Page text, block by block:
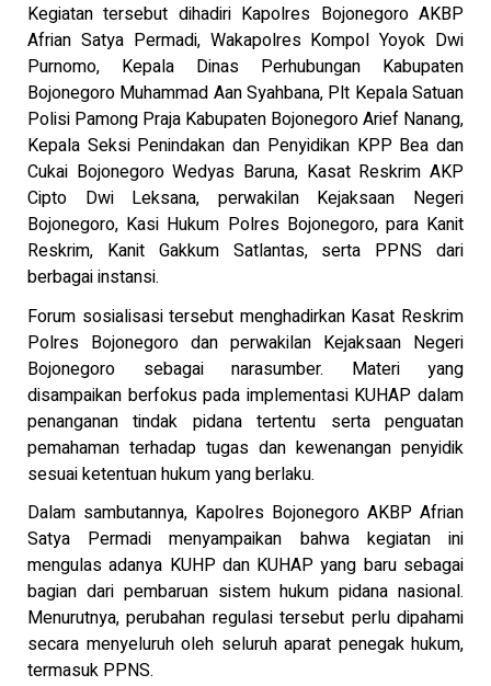
Kegiatan tersebut dihadiri Kapolres Bojonegoro AKBP
Afrian Satya Permadi, Wakapolres Kompol Yoyok Dwi
Purnomo, Kepala Dinas Perhubungan Kabupaten
Bojonegoro Muhammad Aan Syahbana, Plt Kepala Satuan
Polisi Pamong Praja Kabupaten Bojonegoro Arief Nanang,
Kepala Seksi Penindakan dan Penyidikan KPP Bea dan
Cukai Bojonegoro Wedyas Baruna, Kasat Reskrim AKP
Cipto Dwi Leksana, perwakilan Kejaksaan Negeri
Bojonegoro, Kasi Hukum Polres Bojonegoro, para Kanit
Reskrim, Kanit Gakkum Satlantas, serta PPNS dari
berbagai instansi.
Forum sosialisasi tersebut menghadirkan Kasat Reskrim
Polres Bojonegoro dan perwakilan Kejaksaan Negeri
Bojonegoro sebagai narasumber. Materi yang
disampaikan berfokus pada implementasi KUHAP dalam
penanganan tindak pidana tertentu serta penguatan
pemahaman terhadap tugas dan kewenangan penyidik
sesuai ketentuan hukum yang berlaku.
Dalam sambutannya, Kapolres Bojonegoro AKBP Afrian
Satya Permadi menyampaikan bahwa kegiatan ini
mengulas adanya KUHP dan KUHAP yang baru sebagai
bagian dari pembaruan sistem hukum pidana nasional.
Menurutnya, perubahan regulasi tersebut perlu dipahami
secara menyeluruh oleh seluruh aparat penegak hukum,
termasuk PPNS.